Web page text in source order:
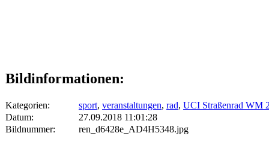
Bildinformationen:
Kategorien: sport, veranstaltungen, rad, UCI Straßenrad WM
Datum:
27.09.2018 11:01:28
Bildnummer:
ren_d6428e_AD4H5348.jpg